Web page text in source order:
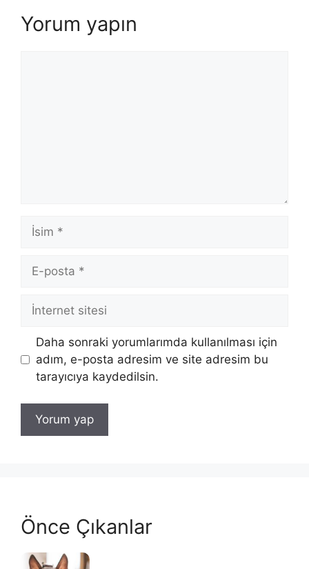
Yorum yapın
İsim
posta
İnternet
Daha sonraki yorumlarımda kullanılması için
adım, e-posta adresim ve site adresim bu
tarayıcıya kaydedilsin.
Önce Çıkanlar